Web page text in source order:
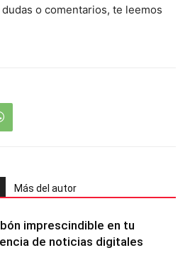
o comentarios, te leemos
Más del autor
imprescindible en tu
de noticias digitales